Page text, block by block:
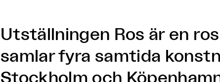
Utställningen Ros är en
samlar fyra samtida
Stockholm och